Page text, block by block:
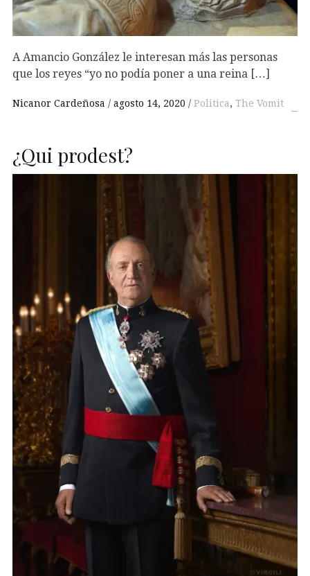
A Amancio González le interesan más las personas
que los reyes “yo no podía poner a una reina […]
Nicanor Cardeñosa agosto 14, 2020 Politica, The Vomit
¿Qui prodest?